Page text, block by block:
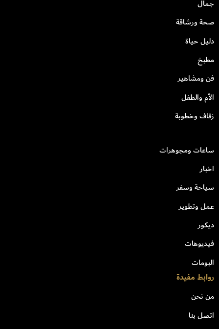
جمال
صحة ورشاقة
دليل حياة
مطبخ
فن ومشاهير
الأم والطفل
زفاف وخطوبة
ساعات ومجوهرات
اخبار
سياحة وسفر
عمل وتطوير
ديكور
فيديوهات
البومات
روابط مفيدة
من نحن
اتصل بنا